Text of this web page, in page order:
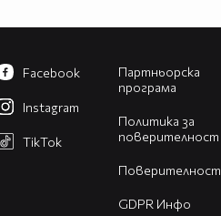
Партньорска
програма
Политика за
поверителност
Поверителност
GDPR Инфо
Facebook
Instagram
TikTok